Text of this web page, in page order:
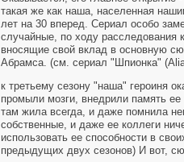
такая же как наша, населенная
лет на 30 вперед. Сериал особо
случайные, по ходу расследования
вносящие свой вклад в основную
Абрамса. (см. сериал "Шпионка"
к третьему сезону "наша" героиня
промыли мозги, внедрили память
там жила всегда, и даже помнила
собственные, и даже ее коллеги
использовать ее способности в
предыдущих двух сезонов) И вот,